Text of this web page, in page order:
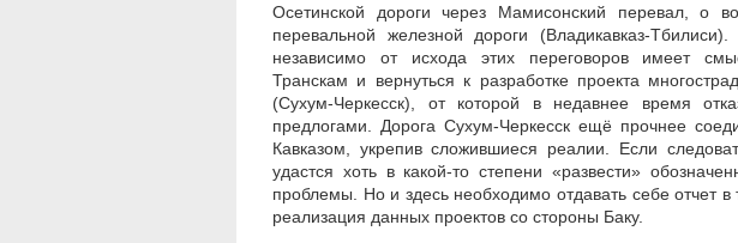
Осетинской дороги через Мамисонский перевал, о
перевальной железной дороги (Владикавказ-
независимо от исхода этих переговоров имеет
Транскам и вернуться к разработке проекта
(Сухум-Черкесск), от которой в недавнее время
предлогами. Дорога Сухум-Черкесск ещё прочнее
Кавказом, укрепив сложившиеся реалии. Если
удастся хоть в какой-то степени «развести»
проблемы. Но и здесь необходимо отдавать себе отчет в
реализация данных проектов со стороны Баку.